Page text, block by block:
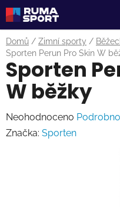
Přejít
na
obsah
Domů / Zimní sporty /
Sporten Perun Pro Skin W
Sporten
W běžky
Průměrné
hodnocení
Neohodnoceno
Značka: Sporten